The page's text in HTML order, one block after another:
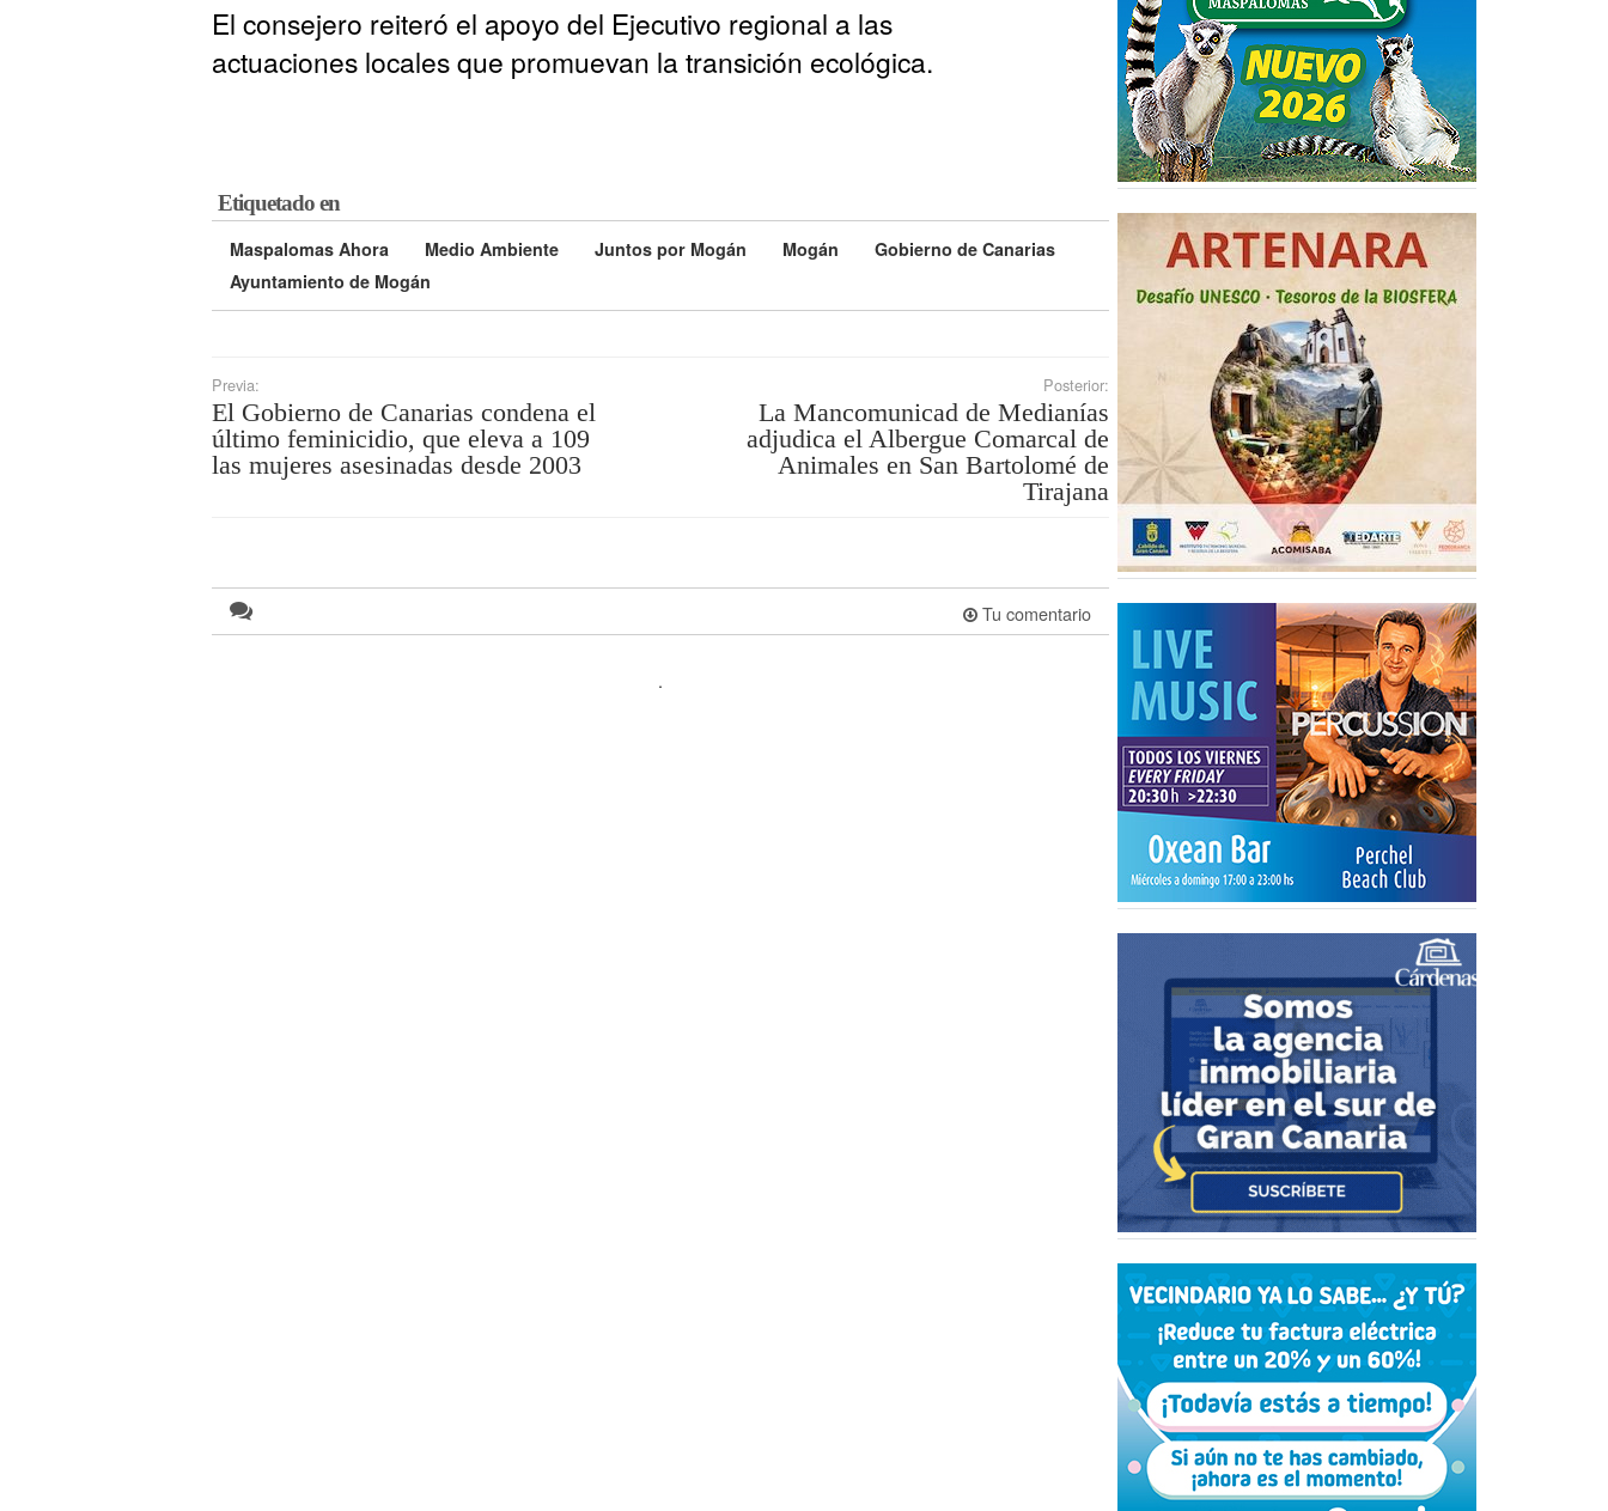
El consejero reiteró el apoyo del Ejecutivo regional a las
actuaciones locales que promuevan la transición ecológica.
Etiquetado en
Maspalomas Ahora Medio Ambiente Juntos por Mogán Mogán
Gobierno de Canarias
Ayuntamiento de Mogán
Previa:
El Gobierno de Canarias condena el
último feminicidio, que eleva a 109
las mujeres asesinadas desde 2003
Posterior:
La Mancomunicad de Medianías
adjudica el Albergue Comarcal de
Animales en San Bartolomé de
Tirajana
Tu comentario
.